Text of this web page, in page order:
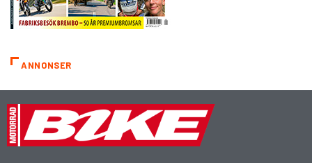
ANNONSER